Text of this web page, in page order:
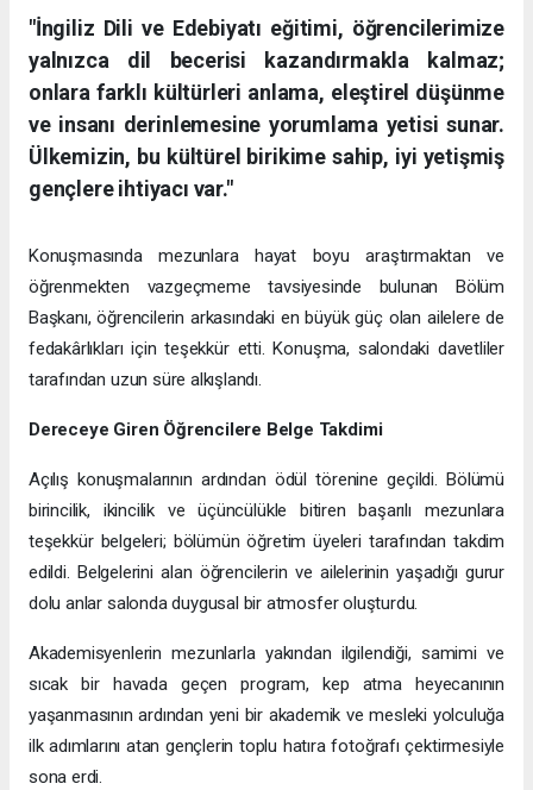
"İngiliz Dili ve Edebiyatı eğitimi, öğrencilerimize
yalnızca dil becerisi kazandırmakla kalmaz;
onlara farklı kültürleri anlama, eleştirel düşünme
ve insanı derinlemesine yorumlama yetisi sunar.
Ülkemizin, bu kültürel birikime sahip, iyi yetişmiş
gençlere ihtiyacı var."
Konuşmasında mezunlara hayat boyu araştırmaktan ve
öğrenmekten vazgeçmeme tavsiyesinde bulunan Bölüm
Başkanı, öğrencilerin arkasındaki en büyük güç olan ailelere de
fedakârlıkları için teşekkür etti. Konuşma, salondaki davetliler
tarafından uzun süre alkışlandı.
Dereceye Giren Öğrencilere Belge Takdimi
Açılış konuşmalarının ardından ödül törenine geçildi. Bölümü
birincilik, ikincilik ve üçüncülükle bitiren başarılı mezunlara
teşekkür belgeleri; bölümün öğretim üyeleri tarafından takdim
edildi. Belgelerini alan öğrencilerin ve ailelerinin yaşadığı gurur
dolu anlar salonda duygusal bir atmosfer oluşturdu.
Akademisyenlerin mezunlarla yakından ilgilendiği, samimi ve
sıcak bir havada geçen program, kep atma heyecanının
yaşanmasının ardından yeni bir akademik ve mesleki yolculuğa
ilk adımlarını atan gençlerin toplu hatıra fotoğrafı çektirmesiyle
sona erdi.